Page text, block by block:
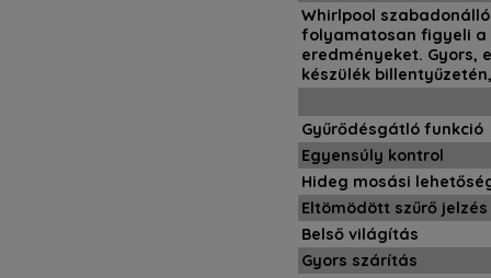
Whirlpool
folyamatosan figyeli a
eredményeket. Gyors,
készülék
Gyűrődésgátló funkció
Egyensúly kontrol
Hideg mosási
Eltömödött szűrő jelzés
Belső világítás
Gyors szárítás